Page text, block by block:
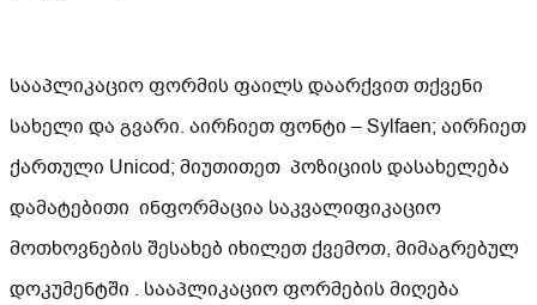
სააპლიკაციო ფორმის ფაილს დაარქვით თქვენი
სახელი და გვარი. აირჩიეთ ფონტი – Sylfaen; აირჩიეთ
ქართული Unicod; მიუთითეთ პოზიციის დასახელება
დამატებითი ინფორმაცია საკვალიფიკაციო
მოთხოვნების შესახებ იხილეთ ქვემოთ, მიმაგრებულ
დოკუმენტში . სააპლიკაციო ფორმების მიღება